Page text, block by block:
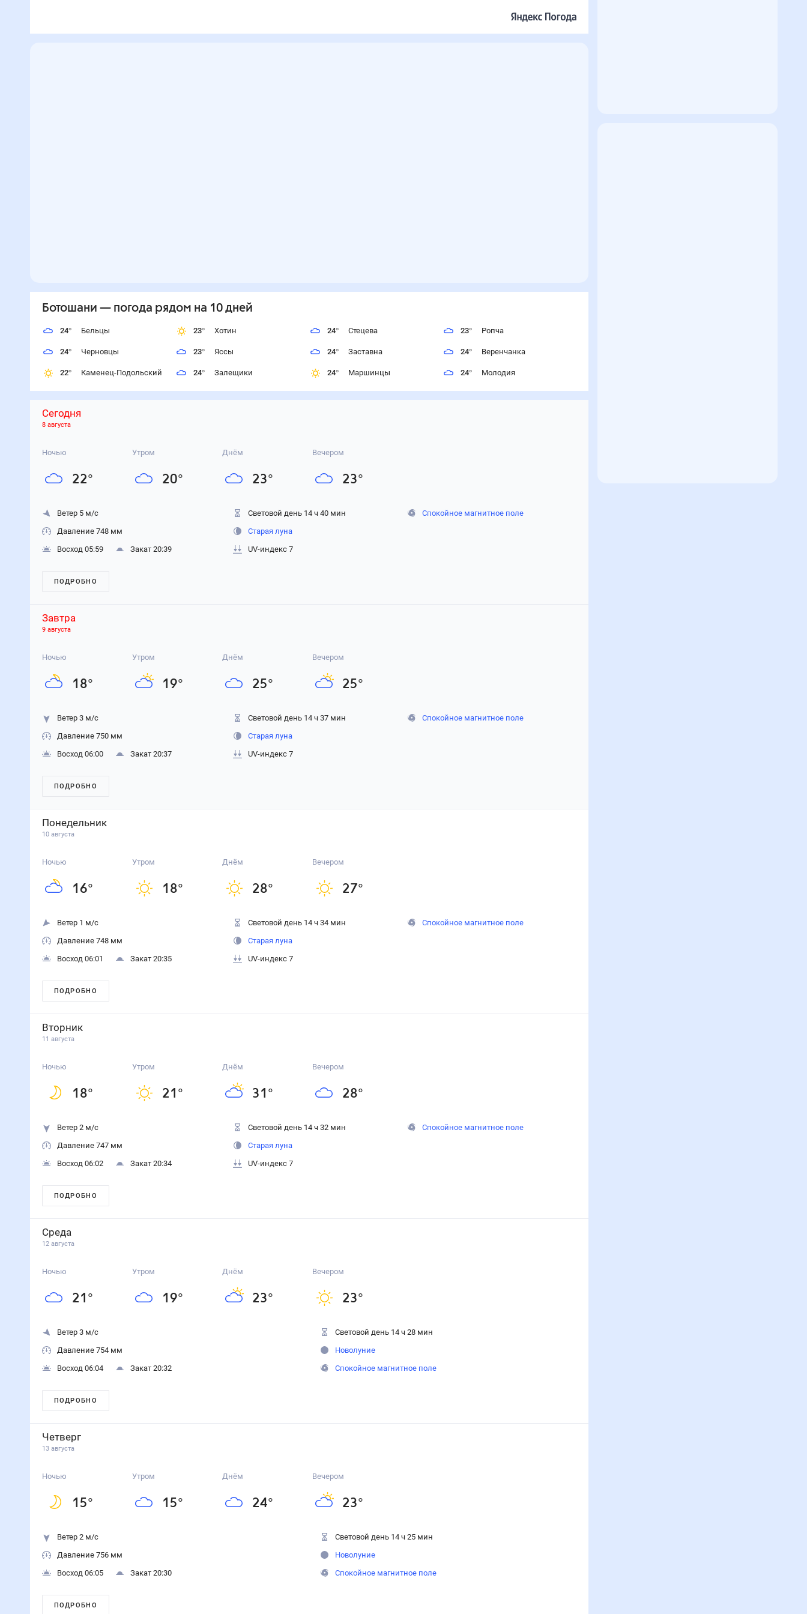
Ботошани — погода рядом на 10 дней
24° Бельцы
24° Черновцы
22° Каменец-Подольский
23° Хотин
23° Яссы
24° Залещики
24° Стецева
24° Заставна
24° Маршинцы
23° Ропча
24° Веренчанка
24° Молодия
Сегодня
8 августа
Ночью
22°
Утром
20°
Днём
23°
Вечером
23°
Ветер 5 м/с
Давление 748 мм
Восход 05:59
Закат 20:39
Световой день 14 ч 40 мин
Старая луна
UV-индекс 7
Спокойное магнитное поле
ПОДРОБНО
Завтра
9 августа
Ночью
18°
Утром
19°
Днём
25°
Вечером
25°
Ветер 3 м/с
Давление 750 мм
Восход 06:00
Закат 20:37
Световой день 14 ч 37 мин
Старая луна
UV-индекс 7
Спокойное магнитное поле
ПОДРОБНО
Понедельник
10 августа
Ночью
16°
Утром
18°
Днём
28°
Вечером
27°
Ветер 1 м/с
Давление 748 мм
Восход 06:01
Закат 20:35
Световой день 14 ч 34 мин
Старая луна
UV-индекс 7
Спокойное магнитное поле
ПОДРОБНО
Вторник
11 августа
Ночью
18°
Утром
21 °
Днём
31 °
Вечером
28°
Ветер 2 м/с
Давление 747 мм
Восход 06:02
Закат 20:34
Световой день 14 ч 32 мин
Старая луна
UV-индекс 7
Спокойное магнитное поле
ПОДРОБНО
Среда
12 августа
Ночью
21 °
Утром
19°
Днём
23°
Вечером
23°
Ветер 3 м/с
Давление 754 мм
Восход 06:04
Закат 20:32
Световой день 14 ч 28 мин
Новолуние
Спокойное магнитное поле
ПОДРОБНО
Четверг
13 августа
Ночью
15°
Утром
15°
Днём
24°
Вечером
23°
Ветер 2 м/с
Давление 756 мм
Восход 06:05
Закат 20:30
Световой день 14 ч 25 мин
Новолуние
Спокойное магнитное поле
ПОДРОБНО